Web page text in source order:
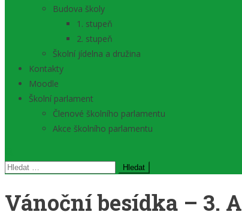
Budova školy
1. stupeň
2. stupeň
Školní jídelna a družina
Kontakty
Moodle
Školní parlament
Členové školního parlamentu
Akce školního parlamentu
Vyhledávání
Vánoční besídka – 3. A